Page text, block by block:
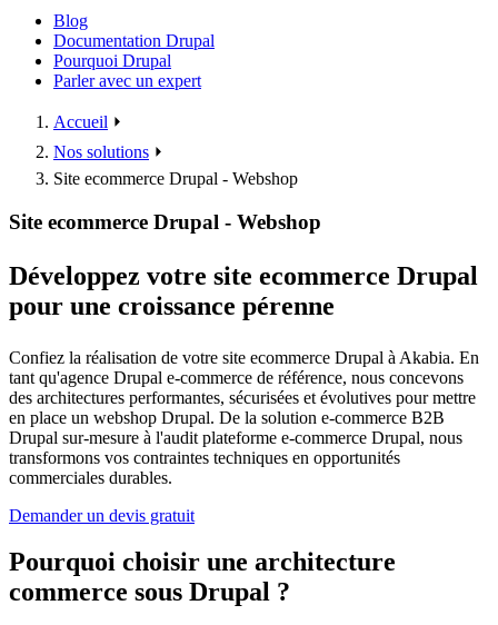
Blog
Documentation Drupal
Pourquoi Drupal
Parler avec un expert
Accueil ⏵
Nos solutions ⏵
Site ecommerce Drupal - Webshop
Site ecommerce Drupal - Webshop
Développez votre site ecommerce Drupal
pour une croissance pérenne
Confiez la réalisation de votre site ecommerce Drupal à Akabia. En
tant qu'agence Drupal e-commerce de référence, nous concevons
des architectures performantes, sécurisées et évolutives pour mettre
en place un webshop Drupal. De la solution e-commerce B2B
Drupal sur-mesure à l'audit plateforme e-commerce Drupal, nous
transformons vos contraintes techniques en opportunités
commerciales durables.
Demander un devis gratuit
Pourquoi choisir une architecture
commerce sous Drupal ?